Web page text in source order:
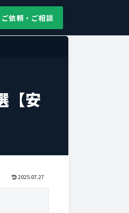
ご依頼・ご相談
【安
2025.07.27